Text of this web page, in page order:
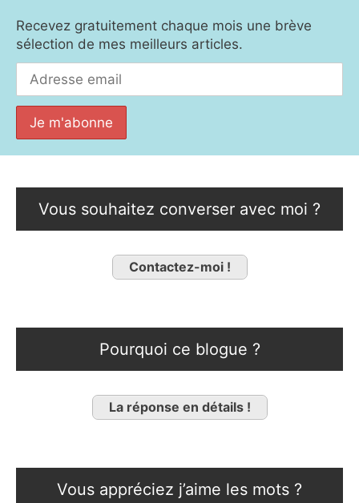
Recevez gratuitement chaque mois une brève
sélection de mes meilleurs articles.
Vous souhaitez converser avec moi ?
Contactez-moi !
Pourquoi ce blogue ?
La réponse en détails !
Vous appréciez j’aime les mots ?